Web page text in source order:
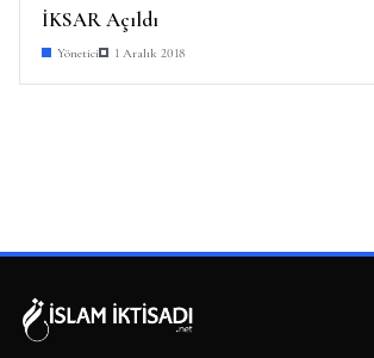
İKSAR Açıldı
Yönetici 1 Aralık 2018